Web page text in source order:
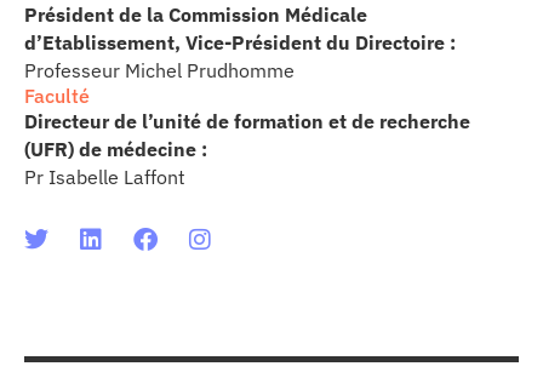
Président de la Commission Médicale
d’Etablissement, Vice-Président du Directoire :
Professeur Michel Prudhomme
Faculté
Directeur de l’unité de formation et de recherche
(UFR) de médecine :
Pr Isabelle Laffont